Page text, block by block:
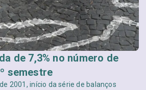
de 7,3% no número de
semestre
2001, início da série de balanços